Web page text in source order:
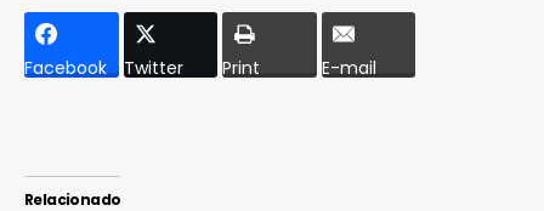
Facebook Twitter Print E-mail
Relacionado